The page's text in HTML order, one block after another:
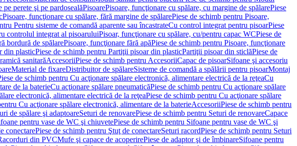
perete şi pe pardosealăPisoarePisoare, funcţionare cu spălare, cu margine de spălarePiese
Pisoare, funcţionare cu spălare, fără margine de spălarePiese de schimb pentru Pisoare,
Pentru sisteme de comandă aparente sau încastrateCu control integrat pentru pisoarPiese
controlul integrat al pisoaruluiPisoar, funcţionare cu spălare, cu/pentru capac WCPiese de
bordură de spălarePisoare, funcţionare fără apăPiese de schimb pentru Pisoare, funcţionare
din plasticPiese de schimb pentru Partiţii pisoar din plasticPartiţii pisoar din sticlăPiese de
sanitarăAccesoriiPiese de schimb pentru AccesoriiCapac de pisoarSifoane şi accesoriu
Material de fixareDistribuitor de spălareSisteme de comandă a spălării pentru pisoarMontaj
de schimb pentru Cu acţionare spălare electronică, alimentare electrică de la reţeaCu
de la baterieCu acţionare spălare pneumaticăPiese de schimb pentru Cu acţionare spălare
electronică, alimentare electrică de la reţeaPiese de schimb pentru Cu acţionare spălare
Cu acţionare spălare electronică, alimentare de la baterieAccesoriiPiese de schimb pentru
de spălare şi adaptoareSeturi de renovarePiese de schimb pentru Seturi de renovareCapace
pentru vase de WC şi chiuvetePiese de schimb pentru Sifoane pentru vase de WC şi
conectarePiese de schimb pentru Ştuţ de conectareSeturi racordPiese de schimb pentru Seturi
din PVCMufe şi capace de acoperirePiese de adaptor şi de îmbinareSifoane pentru